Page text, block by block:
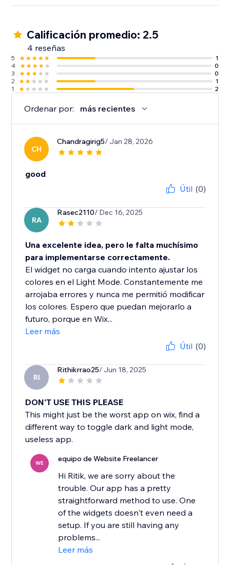
Calificación promedio: 2.5
4 reseñas
5
1
4
0
3
0
2
1
1
2
Ordenar por: más recientes
CH
Chandragirig5/ Jan 28, 2026
good
Útil (0)
RA
Rasec2110/ Dec 16, 2025
Una excelente idea, pero le falta muchísimo
para implementarse correctamente.
El widget no carga cuando intento ajustar los
colores en el Light Mode. Constantemente me
arrojaba errores y nunca me permitió modificar
los colores. Espero que puedan mejorarlo a
futuro, porque en Wix...
Leer más
Útil (0)
RI
Rithikrrao25/ Jun 18, 2025
DON'T USE THIS PLEASE
This might just be the worst app on wix, find a
different way to toggle dark and light mode,
useless app.
WE equipo de Website Freelancer
Hi Ritik, we are sorry about the
trouble. Our app has a pretty
straightforward method to use. One
of the widgets doesn't even need a
setup. If you are still having any
problems...
Leer más